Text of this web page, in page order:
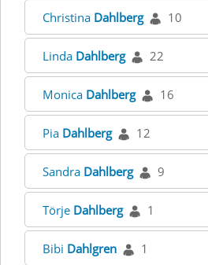
Christina Dahlberg 10
Linda Dahlberg 22
Monica Dahlberg 16
Pia Dahlberg 12
Sandra Dahlberg 9
Törje Dahlberg 1
Bibi Dahlgren 1